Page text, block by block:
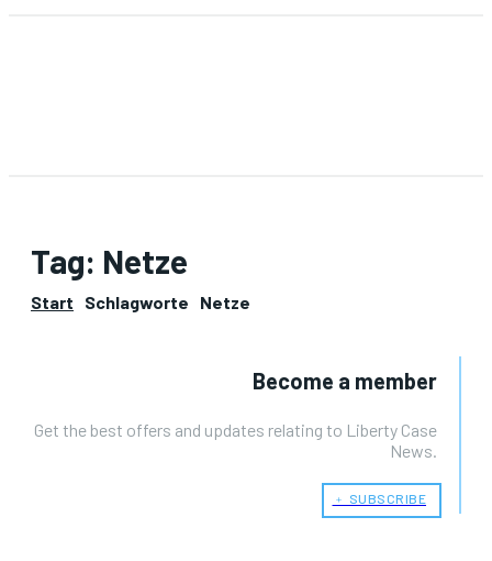
Tag: Netze
Start Schlagworte Netze
Become a member
Get the best offers and updates relating to Liberty Case
News.
﹢ SUBSCRIBE